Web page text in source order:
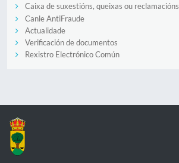
Caixa de suxestións, queixas ou reclamacións
Canle AntiFraude
Actualidade
Verificación de documentos
Rexistro Electrónico Común